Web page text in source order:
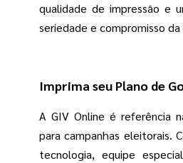
qualidade de impressão e
seriedade e compromisso
Imprima seu Plano de
A GIV Online é referência
para campanhas eleitorais.
tecnologia, equipe